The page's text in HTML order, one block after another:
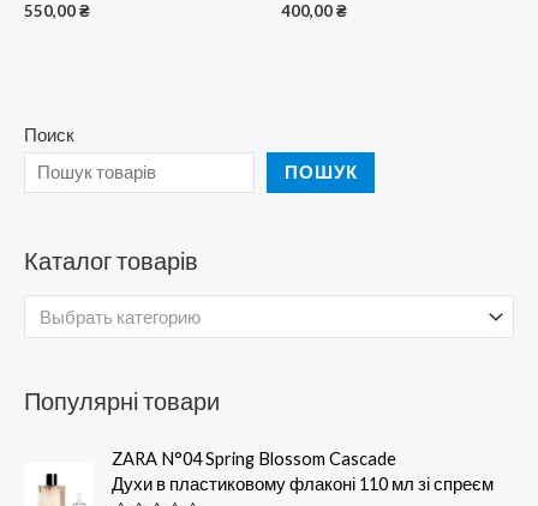
Поиск
ПОШУК
Каталог товарів
Выбрать категорию
Популярні товари
ZARA N°04 Spring Blossom Cascade
Духи в пластиковому флаконі 110 мл зі спреєм
550,00₴
400,00₴